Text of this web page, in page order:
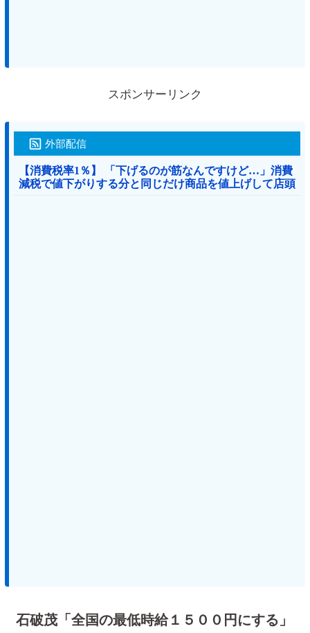
スポンサーリンク
外部配信
【消費税率1％】 「下げるのが筋なんですけど…」消費
減税で値下がりする分と同じだけ商品を値上げして店頭
価格を変えない店も
石破茂「全国の最低時給１５００円にする」